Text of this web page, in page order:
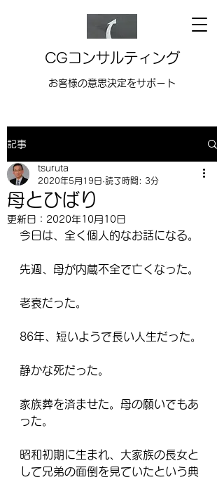
CGコンサルティング
お客様の意思決定をサポート
記事
母とひばり
tsuruta
2020年5月19日 読了時間: 3分
更新日： 2020年10月10日
今日は、全く個人的なお話になる。
先週、母が内蔵不全で亡くなった。
老衰だった。
86年、短いようで長い人生だった。
静かな死だった。
家族葬を済ませた。母の願いでもあ
った。
昭和初期に生まれ、大家族の長女と
して兄弟の面倒を見ていたという典